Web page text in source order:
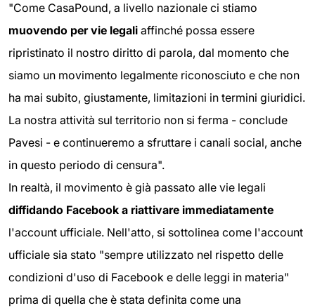
"Come CasaPound, a livello nazionale ci stiamo
muovendo per vie legali affinché possa essere
ripristinato il nostro diritto di parola, dal momento che
siamo un movimento legalmente riconosciuto e che non
ha mai subito, giustamente, limitazioni in termini giuridici.
La nostra attività sul territorio non si ferma - conclude
Pavesi - e continueremo a sfruttare i canali social, anche
in questo periodo di censura".
In realtà, il movimento è già passato alle vie legali
diffidando Facebook a riattivare immediatamente
l'account ufficiale. Nell'atto, si sottolinea come l'account
ufficiale sia stato "sempre utilizzato nel rispetto delle
condizioni d'uso di Facebook e delle leggi in materia"
prima di quella che è stata definita come una